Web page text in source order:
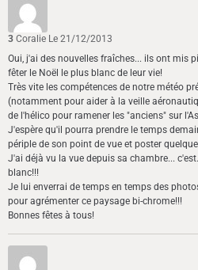
3 Coralie Le 21/12/2013
Oui, j'ai des nouvelles fraîches... ils ont mis
fêter le Noël le plus blanc de leur vie!
Très vite les compétences de notre météo
(notamment pour aider à la veille
de l'hélico pour ramener les "anciens" sur
J'espère qu'il pourra prendre le temps
périple de son point de vue et poster
J'ai déjà vu la vue depuis sa chambre...
blanc!!!
Je lui enverrai de temps en temps des
pour agrémenter ce paysage bi-chrome!!!
Bonnes fêtes à tous!